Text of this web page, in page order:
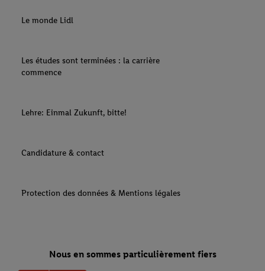
Le monde Lidl
Les études sont terminées : la carrière
commence
Lehre: Einmal Zukunft, bitte!
Candidature & contact
Protection des données & Mentions légales
Nous en sommes particulièrement fiers